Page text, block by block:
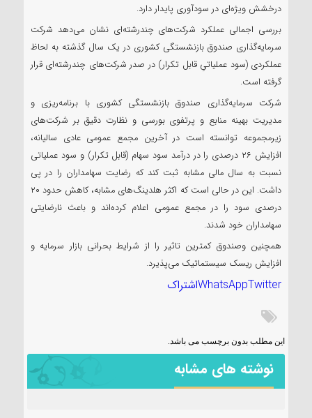
درخشش ویژه‌ای در سودآوری پایدار دارد.
بررسی اجمالی عملکرد شرکت‌های چند‌رشته‌ای نشان می‌دهد شرکت
سرمایه‌گذاری صندوق بازنشستگی کشوری در یک سال گذشته به لحاظ
عملکردی (سود عملیاتیِ قابل تکرار) در صدر شرکت‌های چندرشته‌ای قرار
گرفته است.
شرکت سرمایه‌گذاری صندوق بازنشستگی کشوری با برنامه‌ریزی و
مدیریت بهینه منابع و پرتفوی بورسی و نظارت دقیق بر شرکت‌های
زیرمجموعه توانسته است در آخرین مجمع عمومی عادی سالیانه،
افزایش ۲۶ درصدی را در درآمد سود سهام (قابل تکرار) و سود عملیاتی
نسبت به سال مالی مشابه ثبت کند که رضایت سهامداران را در پی
داشت. این در حالی است که اکثر هلدینگ‌های مشابه، کاهش حدود ۲۰
درصدی سود را در مجمع عمومی اعلام کرده‌اند و باعث نارضایتی
سهامداران خود شدند.
همچنین وصندوق کمترین تاثیر را از شرایط بحرانی بازار سرمایه و
افزایش ریسک سیستماتیک می‌پذیرد.
WhatsAppTwitter اشتراک
این مطلب بدون برچسب می باشد.
نوشته های مشابه